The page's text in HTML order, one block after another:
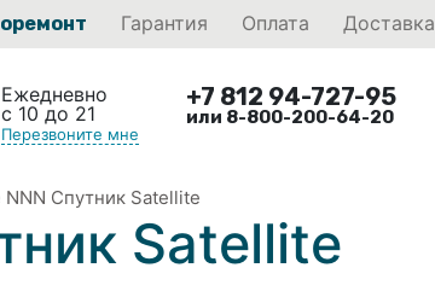
Гарантия Оплата Доставка
Ежедневно
с 10 до 21
Перезвоните мне
+7 812 94-727-95
или 8-800-200-64-20
Спутник Satellite
Satellite